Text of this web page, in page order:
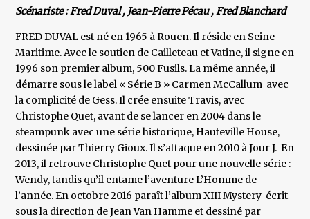
Scénariste : Fred Duval , Jean-Pierre Pécau , Fred Blanchard
FRED DUVAL est né en 1965 à Rouen. Il réside en Seine-
Maritime. Avec le soutien de Cailleteau et Vatine, il signe en
1996 son premier album, 500 Fusils. La même année, il
démarre sous le label « Série B » Carmen McCallum avec
la complicité de Gess. Il crée ensuite Travis, avec
Christophe Quet, avant de se lancer en 2004 dans le
steampunk avec une série historique, Hauteville House,
dessinée par Thierry Gioux. Il s’attaque en 2010 à Jour J. En
2013, il retrouve Christophe Quet pour une nouvelle série :
Wendy, tandis qu’il entame l’aventure L’Homme de
l’année. En octobre 2016 paraît l’album XIII Mystery écrit
sous la direction de Jean Van Hamme et dessiné par